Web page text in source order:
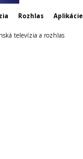
Rozhlas Aplikácie
televízia a rozhlas